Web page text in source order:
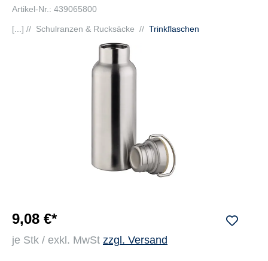
Artikel-Nr.: 439065800
[...] // Schulranzen & Rucksäcke // Trinkflaschen
9,08 €*
je Stk / exkl. MwSt zzgl. Versand